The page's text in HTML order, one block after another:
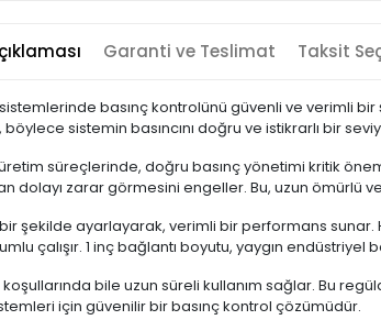
Garanti ve Teslimat Taksit
basınç kontrolünü güvenli ve verimli
sistemin basıncını doğru ve istikrarlı bir
süreçlerinde, doğru basınç yönetimi kritik
dolayı zarar görmesini engeller. Bu, uzun
şekilde ayarlayarak, verimli bir performans
çalışır. 1 inç bağlantı boyutu, yaygın
bile uzun süreli kullanım sağlar. Bu
için güvenilir bir basınç kontrol çözümüdür.